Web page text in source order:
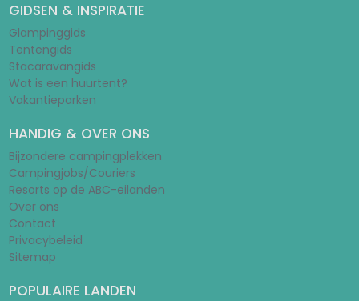
GIDSEN & INSPIRATIE
Glampinggids
Tentengids
Stacaravangids
Wat is een huurtent?
Vakantieparken
HANDIG & OVER ONS
Bijzondere campingplekken
Campingjobs/Couriers
Resorts op de ABC-eilanden
Over ons
Contact
Privacybeleid
Sitemap
POPULAIRE LANDEN